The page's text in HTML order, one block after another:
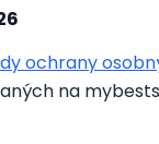
ochrany
na